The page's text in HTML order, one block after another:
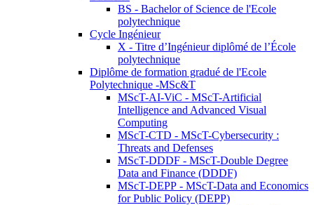
BS - Bachelor of Science de l'Ecole
polytechnique
Cycle Ingénieur
X - Titre d’Ingénieur diplômé de l’École
polytechnique
Diplôme de formation gradué de l'Ecole
Polytechnique -MSc&T
MScT-AI-ViC - MScT-Artificial
Intelligence and Advanced Visual
Computing
MScT-CTD - MScT-Cybersecurity :
Threats and Defenses
MScT-DDDF - MScT-Double Degree
Data and Finance (DDDF)
MScT-DEPP - MScT-Data and Economics
for Public Policy (DEPP)